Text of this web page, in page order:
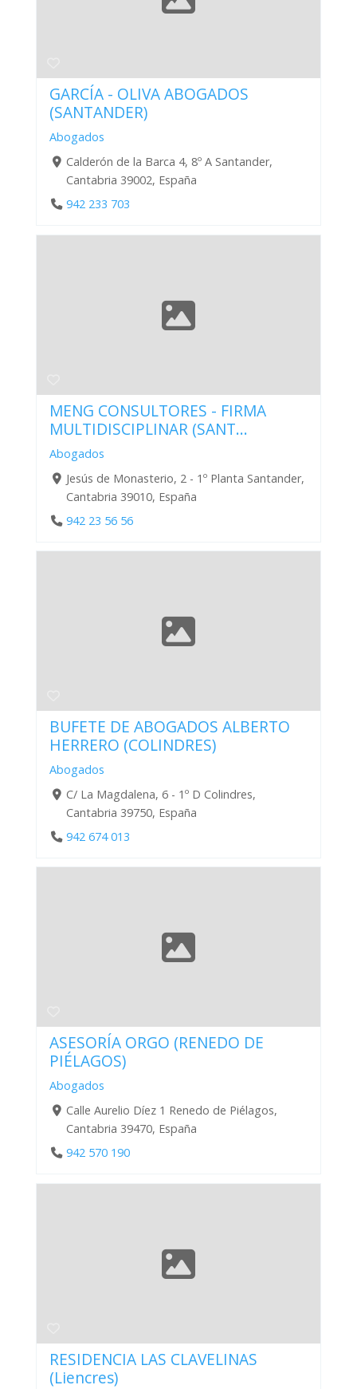
GARCÍA - OLIVA ABOGADOS
(SANTANDER)
Abogados
Calderón de la Barca 4, 8º A Santander,
Cantabria 39002, España
942 233 703
MENG CONSULTORES - FIRMA
MULTIDISCIPLINAR (SANT...
Abogados
Jesús de Monasterio, 2 - 1º Planta Santander,
Cantabria 39010, España
942 23 56 56
BUFETE DE ABOGADOS ALBERTO
HERRERO (COLINDRES)
Abogados
C/ La Magdalena, 6 - 1º D Colindres,
Cantabria 39750, España
942 674 013
ASESORÍA ORGO (RENEDO DE
PIÉLAGOS)
Abogados
Calle Aurelio Díez 1 Renedo de Piélagos,
Cantabria 39470, España
942 570 190
RESIDENCIA LAS CLAVELINAS
(Liencres)